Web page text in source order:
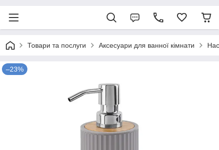
Товари та послуги Аксесуари для ванної кімнати
–23%